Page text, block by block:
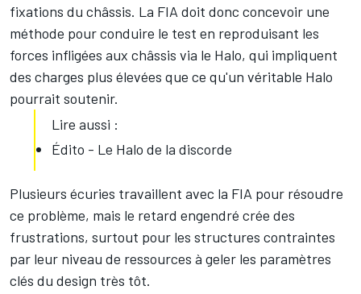
fixations du châssis. La FIA doit donc concevoir une
méthode pour conduire le test en reproduisant les
forces infligées aux châssis via le Halo, qui impliquent
des charges plus élevées que ce qu'un véritable Halo
pourrait soutenir.
Lire aussi :
Édito - Le Halo de la discorde
Plusieurs écuries travaillent avec la FIA pour résoudre
ce problème, mais le retard engendré crée des
frustrations, surtout pour les structures contraintes
par leur niveau de ressources à geler les paramètres
clés du design très tôt.